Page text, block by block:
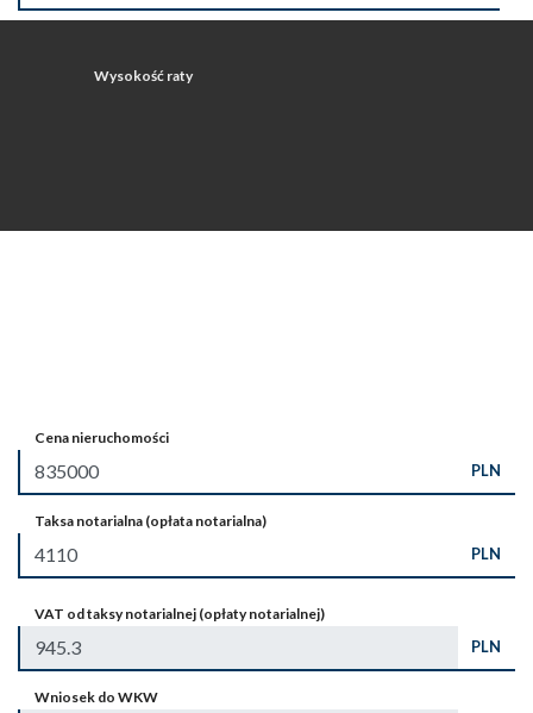
Wysokość raty
Cena nieruchomości
PLN
Taksa notarialna (opłata notarialna)
PLN
VAT od taksy notarialnej (opłaty notarialnej)
PLN
Wniosek do WKW